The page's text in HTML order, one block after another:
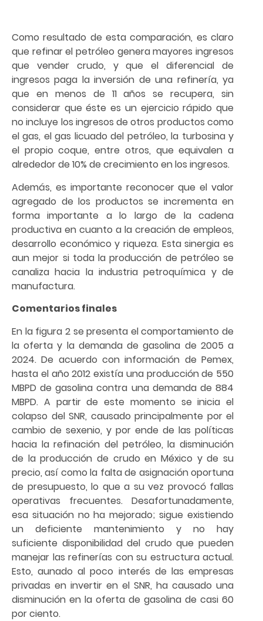
Como resultado de esta comparación, es claro
que refinar el petróleo genera mayores ingresos
que vender crudo, y que el diferencial de
ingresos paga la inversión de una refinería, ya
que en menos de 11 años se recupera, sin
considerar que éste es un ejercicio rápido que
no incluye los ingresos de otros productos como
el gas, el gas licuado del petróleo, la turbosina y
el propio coque, entre otros, que equivalen a
alrededor de 10% de crecimiento en los ingresos.
Además, es importante reconocer que el valor
agregado de los productos se incrementa en
forma importante a lo largo de la cadena
productiva en cuanto a la creación de empleos,
desarrollo económico y riqueza. Esta sinergia es
aun mejor si toda la producción de petróleo se
canaliza hacia la industria petroquímica y de
manufactura.
Comentarios finales
En la figura 2 se presenta el comportamiento de
la oferta y la demanda de gasolina de 2005 a
2024. De acuerdo con información de Pemex,
hasta el año 2012 existía una producción de 550
MBPD de gasolina contra una demanda de 884
MBPD. A partir de este momento se inicia el
colapso del SNR, causado principalmente por el
cambio de sexenio, y por ende de las políticas
hacia la refinación del petróleo, la disminución
de la producción de crudo en México y de su
precio, así como la falta de asignación oportuna
de presupuesto, lo que a su vez provocó fallas
operativas frecuentes. Desafortunadamente,
esa situación no ha mejorado; sigue existiendo
un deficiente mantenimiento y no hay
suficiente disponibilidad del crudo que pueden
manejar las refinerías con su estructura actual.
Esto, aunado al poco interés de las empresas
privadas en invertir en el SNR, ha causado una
disminución en la oferta de gasolina de casi 60
por ciento.